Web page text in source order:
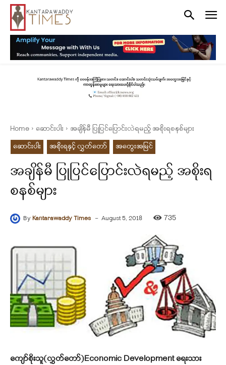
Home ဆောင်းပါး
အချိန်မီ ပြုပြင်ပြောင်းလဲရမည့် အစိုးရစနစ်များ
ဆောင်းပါး
အစိုးရနှင့် လွှတ်တော် အတွေးအမြင်
အချိန်မီ ပြုပြင်ပြောင်းလဲရမည့် အစိုးရ
စနစ်များ
ByKantarawaddy Times - August 5, 2018 735
ကျော်စိုးသူ(လွှတ်တော်)Economic Development ရေးသား